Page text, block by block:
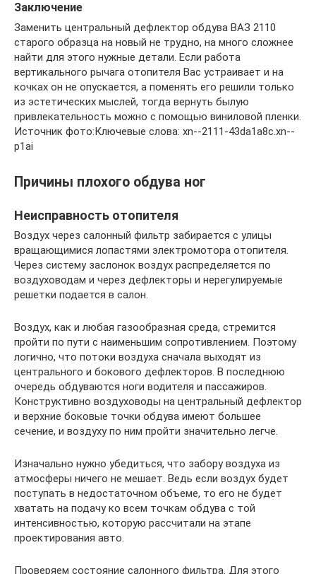
Заключение
Заменить центральный дефлектор обдува ВАЗ 2110
старого образца на новый не трудно, на много сложнее
найти для этого нужные детали. Если работа
вертикального рычага отопителя Вас устраивает и на
кочках он не опускается, а поменять его решили только
из эстетических мыслей, тогда вернуть былую
привлекательность можно с помощью виниловой пленки.
Источник фото:Ключевые слова: xn--2111-43da1a8c.xn--
p1ai
Причины плохого обдува ног
Неисправность отопителя
Воздух через салонный фильтр забирается с улицы
вращающимися лопастями электромотора отопителя.
Через систему заслонок воздух распределяется по
воздуховодам и через дефлекторы и нерегулируемые
решетки подается в салон.
Воздух, как и любая газообразная среда, стремится
пройти по пути с наименьшим сопротивлением. Поэтому
логично, что потоки воздуха сначала выходят из
центрального и бокового дефлекторов. В последнюю
очередь обдуваются ноги водителя и пассажиров.
Конструктивно воздуховоды на центральный дефлектор
и верхние боковые точки обдува имеют большее
сечение, и воздуху по ним пройти значительно легче.
Изначально нужно убедиться, что забору воздуха из
атмосферы ничего не мешает. Ведь если воздух будет
поступать в недостаточном объеме, то его не будет
хватать на подачу ко всем точкам обдува с той
интенсивностью, которую рассчитали на этапе
проектирования авто.
Проверяем состояние салонного фильтра. Для этого